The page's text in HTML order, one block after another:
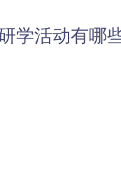
学活动有哪